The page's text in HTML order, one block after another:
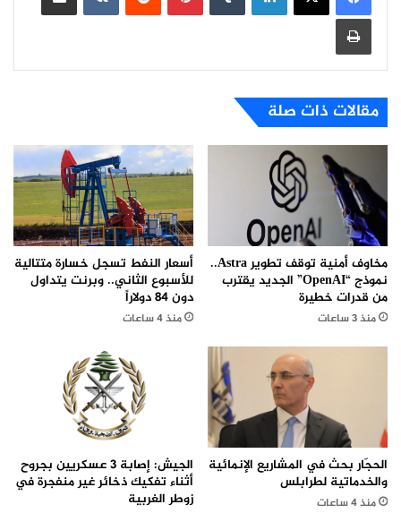
طباعة
مقالات ذات صلة
مخاوف أمنية توقف تطوير Astra..
نموذج “OpenAI” الجديد يقترب
من قدرات خطيرة
منذ 3 ساعات
أسعار النفط تسجل خسارة متتالية
للأسبوع الثاني.. وبرنت يتداول
دون 84 دولاراً
منذ 4 ساعات
الحجّار بحث في المشاريع الإنمائية
والخدماتية لطرابلس
منذ 4 ساعات
الجيش: إصابة 3 عسكريين بجروح
أثناء تفكيك ذخائر غير منفجرة في
زوطر الغربية